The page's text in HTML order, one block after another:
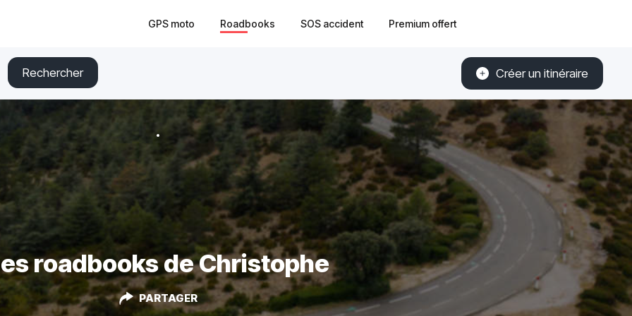
GPS moto Roadbooks SOS accident Premium offert
Rechercher Créer un itinéraire
roadbooks de Christophe
PARTAGER